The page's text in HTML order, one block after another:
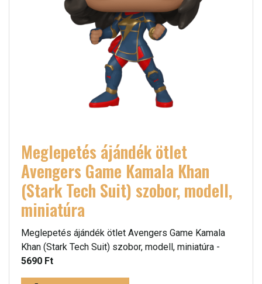
Meglepetés ájándék ötlet
Avengers Game Kamala Khan
(Stark Tech Suit) szobor, modell,
miniatúra
Meglepetés ájándék ötlet Avengers Game Kamala
Khan (Stark Tech Suit) szobor, modell, miniatúra -
5690 Ft